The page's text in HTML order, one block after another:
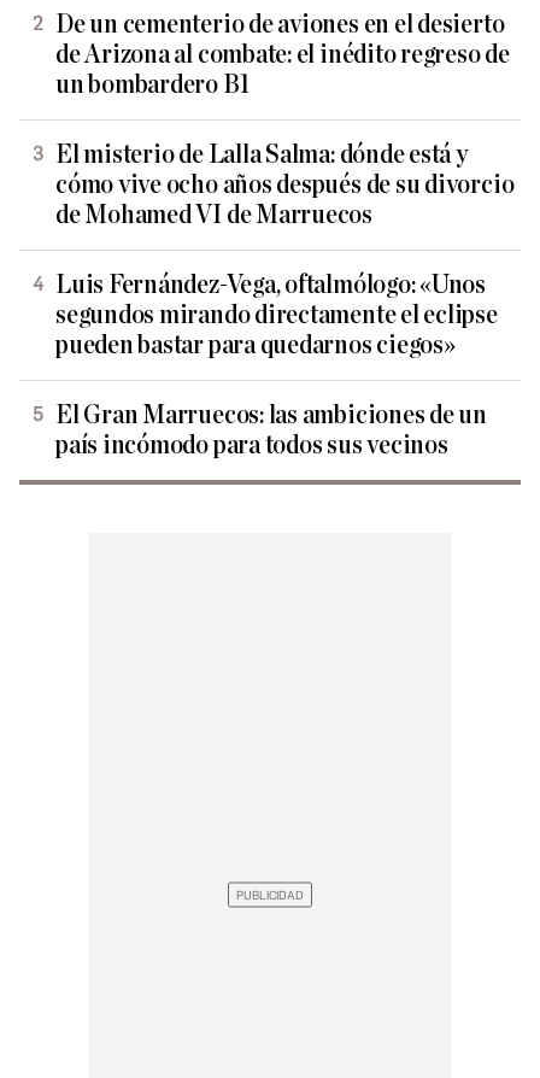
De un cementerio de aviones en el desierto
de Arizona al combate: el inédito regreso de
un bombardero B1
El misterio de Lalla Salma: dónde está y
cómo vive ocho años después de su divorcio
de Mohamed VI de Marruecos
Luis Fernández-Vega, oftalmólogo: «Unos
segundos mirando directamente el eclipse
pueden bastar para quedarnos ciegos»
El Gran Marruecos: las ambiciones de un
país incómodo para todos sus vecinos